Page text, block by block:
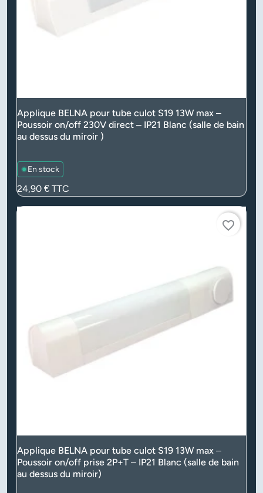
Applique BELNA pour tube culot S19 13W max –
Poussoir on/off 230V direct – IP21 Blanc (salle de bain
au dessus du miroir )
En stock
Prix
24,90 € TTC
favorite_border
Applique BELNA pour tube culot S19 13W max –
Poussoir on/off prise 2P+T – IP21 Blanc (salle de bain
au dessus du miroir)